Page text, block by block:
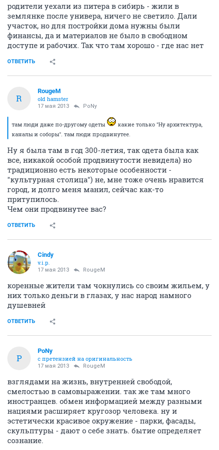
родители уехали из питера в сибирь - жили в
землянке после универа, ничего не светило. Дали
участок, но для постройки дома нужны были
финансы, да и материалов не было в свободном
доступе и рабочих. Так что там хорошо - где нас нет
ОТВЕТИТЬ
R
RougeM
old hamster
17 мая 2013 PoNy
там люди даже по-другому одеты
какие только "Ну архитектура,
каналы и соборы". там люди продвинутее.
Ну я была там в год 300-летия, так одета была как
все, никакой особой продвинутости невидела) но
традиционно есть некоторые особенности -
"культурная столица") не, мне тоже очень нравится
город, и долго меня манил, сейчас как-то
притупилось.
Чем они продвинутее вас?
ОТВЕТИТЬ
Cindy
v.i.p.
17 мая 2013 RougeM
коренные жители там чокнулись со своим жильем, у
них только деньги в глазах, у нас народ намного
душевней
ОТВЕТИТЬ
P
PoNy
с претензией на оригинальность
17 мая 2013 RougeM
взглядами на жизнь, внутренней свободой,
смелостью в самовыражении. так же там много
иностранцев. обмен информацией между разными
нациями расширяет кругозор человека. ну и
эстетически красивое окружение - парки, фасады,
скульптуры - дают о себе знать. бытие определяет
сознание.